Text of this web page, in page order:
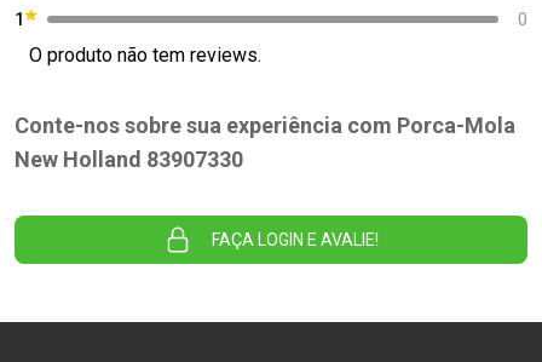
1
0
O produto não tem reviews.
Conte-nos sobre sua experiência com Porca-Mola
New Holland 83907330
FAÇA LOGIN E AVALIE!